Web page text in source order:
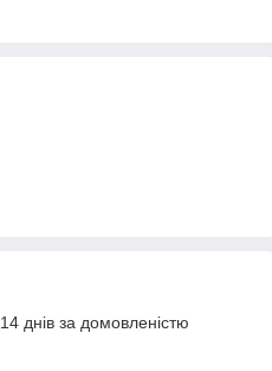
днів за домовленістю